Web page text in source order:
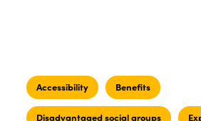
Accessibility Benefits
Disadvantaged social groups